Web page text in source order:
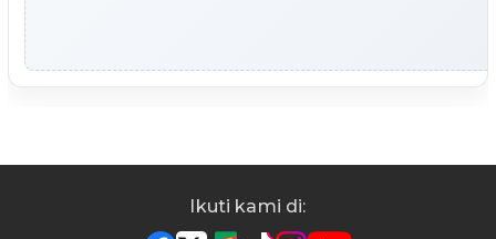
Ikuti kami di: